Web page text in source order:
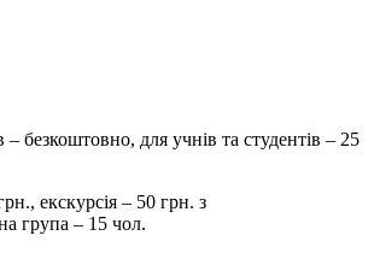
квитків:
– безкоштовно, для учнів та студентів – 25
екскурсія – 50 грн. з
група – 15 чол.